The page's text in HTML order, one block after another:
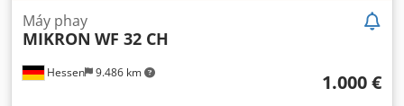
Hessen 9.486 km
Máy phay
MIKRON WF 32 CH
1.000 €